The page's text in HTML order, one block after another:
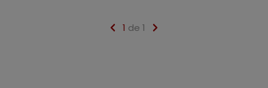
1 de 1